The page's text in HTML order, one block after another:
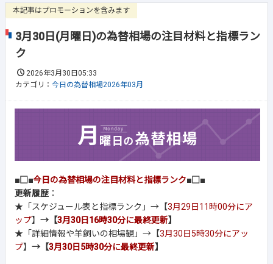
本記事はプロモーションを含みます
3月30日(月曜日)の為替相場の注目材料と指標ラン
ク
2026年3月30日05:33
カテゴリ： 今日の為替相場2026年03月
■□■今日の為替相場の注目材料と指標ランク■□■
更新履歴 ：
★「スケジュール表と指標ランク」→【3月29日11時00分にア
ップ】 →【3月30日16時30分に最終更新】
★「詳細情報や羊飼いの相場観」→【3月30日5時30分にアッ
プ】 →【3月30日5時30分に最終更新】